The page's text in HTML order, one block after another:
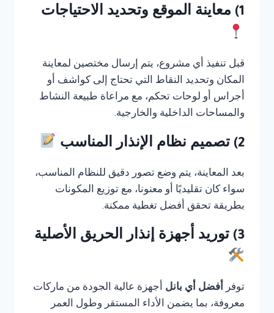
1) معاينة الموقع وتحديد الاحتياجات
قبل تنفيذ أي مشروع، يتم إرسال مختصين لمعاينة
المكان وتحديد النقاط التي تحتاج إلى كواشف أو
أجراس أو لوحات تحكم، مع مراعاة طبيعة النشاط
والمساحات الداخلية والخارجية.
2) تصميم نظام الإنذار المناسب
بعد المعاينة، يتم وضع تصور دقيق للنظام المناسب،
سواء كان تقليديًا أو معنونا، مع توزيع المكونات
بطريقة تحقق أفضل تغطية ممكنة.
3) توريد أجهزة إنذار الحريق الأصلية
توفر أفضل أي بانل أجهزة عالية الجودة من ماركات
معروفة، بما يضمن الأداء المستقر وطول العمر